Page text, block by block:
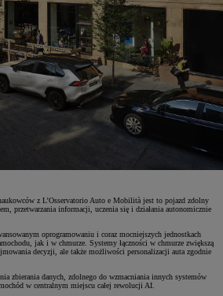
z L’Osservatorio Auto e Mobilità jest to pojazd zdolny
przetwarzania informacji, uczenia się i działania autonomicznie
oprogramowaniu i coraz mocniejszych jednostkach
jak i w chmurze. Systemy łączności w chmurze zwiększą
decyzji, ale także możliwości personalizacji auta zgodnie
zbierania danych, zdolnego do wzmacniania innych systemów
w centralnym miejscu całej rewolucji AI.